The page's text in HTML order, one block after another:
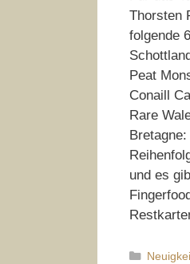
Thorsten
folgende
Peat
Conaill
Rare
und es